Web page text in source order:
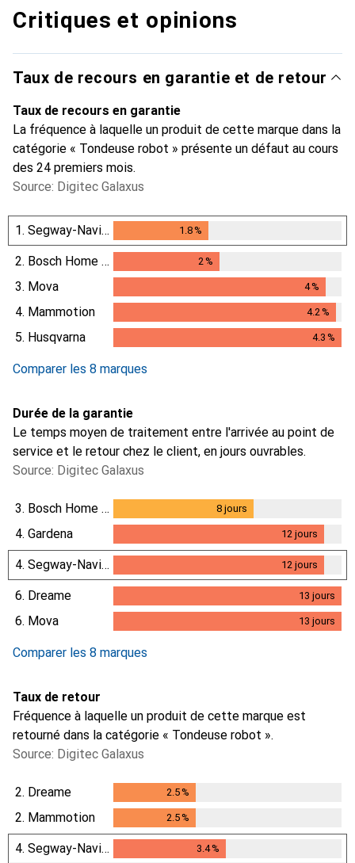
Critiques et opinions
Taux de recours en garantie et de retour
Taux de recours en garantie
La fréquence à laquelle un produit de cette marque dans la
catégorie « Tondeuse robot » présente un défaut au cours
des 24 premiers mois.
Source: Digitec Galaxus
1. Segway-Navimow 1.8%
2. Bosch Home & Garden 2%
3. Mova 4%
4%
4. Mammotion 4.2%
4.2%
5. Husqvarna 4.3 %
Comparer les 8 marques
Durée de la garantie
Le temps moyen de traitement entre l'arrivée au point de
service et le retour chez le client, en jours ouvrables.
Source: Digitec Galaxus
3. Bosch Home & Garden 8 jours
4. Gardena 12jours
12jours
4. Segway-Navimow 12jours
12jours
6. Dreame 13 jours
13jours
6. Mova 13 jours
Comparer les 8 marques
Taux de retour
Fréquence à laquelle un produit de cette marque est
retourné dans la catégorie « Tondeuse robot ».
Source: Digitec Galaxus
2. Dreame 2.5%
2. Mammotion 2.5%
4. Segway-Navimow 3.4%